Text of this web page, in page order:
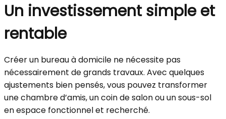
Un investissement simple et
rentable
Créer un bureau à domicile ne nécessite pas
nécessairement de grands travaux. Avec quelques
ajustements bien pensés, vous pouvez transformer
une chambre d’amis, un coin de salon ou un sous-sol
en espace fonctionnel et recherché.